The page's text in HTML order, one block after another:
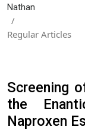
Nathan
/
Regular Articles
Screening
the
Naproxen